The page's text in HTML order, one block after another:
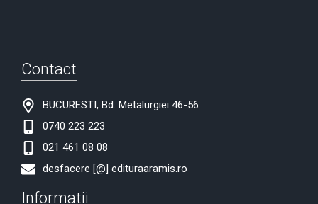
Contact
BUCURESTI, Bd. Metalurgiei 46-56
0740 223 223
021 461 08 08
desfacere [@] edituraaramis.ro
Informatii